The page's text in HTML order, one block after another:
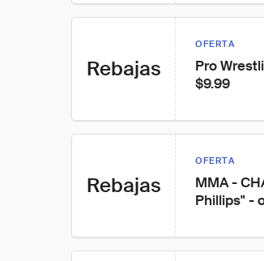
Rebajas
OFERTA
Pro
$9.99
Rebajas
OFERTA
MMA -
Phillips" -